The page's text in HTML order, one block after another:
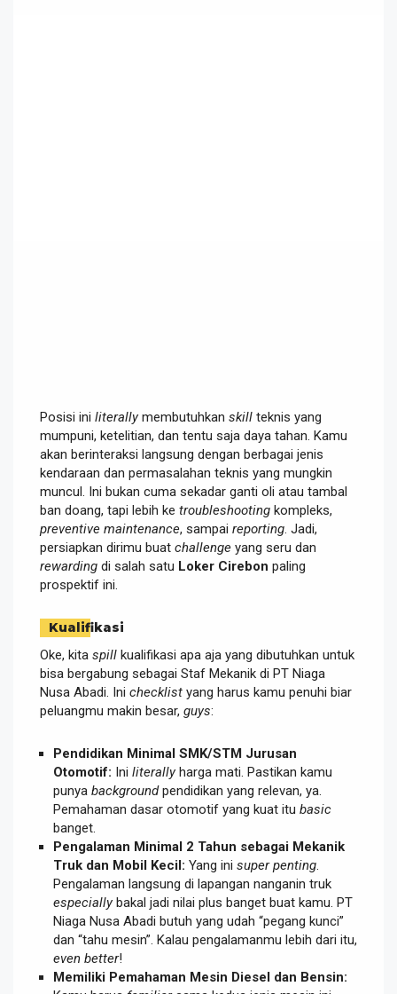
Posisi ini literallymembutuhkan skill teknis yang
mumpuni, ketelitian, dan tentu saja daya tahan. Kamu
akan berinteraksi langsung dengan berbagai jenis
kendaraan dan permasalahan teknis yang mungkin
muncul. Ini bukan cuma sekadar ganti oli atau tambal
ban doang, tapi lebih ke troubleshooting kompleks,
preventive maintenance, sampai reporting . Jadi,
persiapkan dirimu buat challenge yang seru dan
rewarding di salah satu Loker Cirebon paling
prospektif ini.
Kualifikasi
Oke, kita spill kualifikasi apa aja yang dibutuhkan untuk
bisa bergabung sebagai Staf Mekanik di PT Niaga
Nusa Abadi. Ini checklist yang harus kamu penuhi biar
peluangmu makin besar, guys:
Pendidikan Minimal SMK/STM Jurusan
Otomotif: Ini literallyharga mati. Pastikan kamu
punya backgroundpendidikan yang relevan, ya.
Pemahaman dasar otomotif yang kuat itu basic
banget.
Pengalaman Minimal 2 Tahun sebagai Mekanik
Truk dan Mobil Kecil: Yang ini super penting
Pengalaman langsung di lapangan nanganin truk
especiallybakal jadi nilai plus banget buat kamu. PT
Niaga Nusa Abadi butuh yang udah “pegang kunci”
dan “tahu mesin”. Kalau pengalamanmu lebih dari itu,
even better!
Memiliki Pemahaman Mesin Diesel dan Bensin: